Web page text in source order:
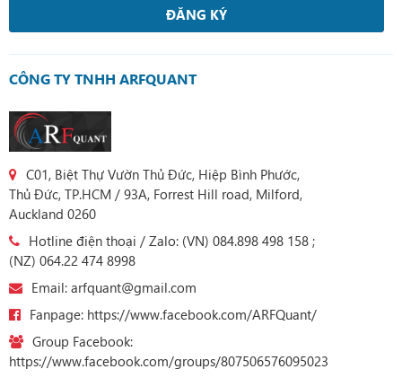
CÔNG TY TNHH ARFQUANT
C01, Biệt Thự Vườn Thủ Đức, Hiệp Bình Phước,
Thủ Đức, TP.HCM / 93A, Forrest Hill road, Milford,
Auckland 0260
Hotline điện thoại / Zalo: (VN) 084.898 498 158 ;
(NZ) 064.22 474 8998
Email: arfquant@gmail.com
Fanpage: https://www.facebook.com/ARFQuant/
Group Facebook:
https://www.facebook.com/groups/807506576095023
ĐĂNG KÝ